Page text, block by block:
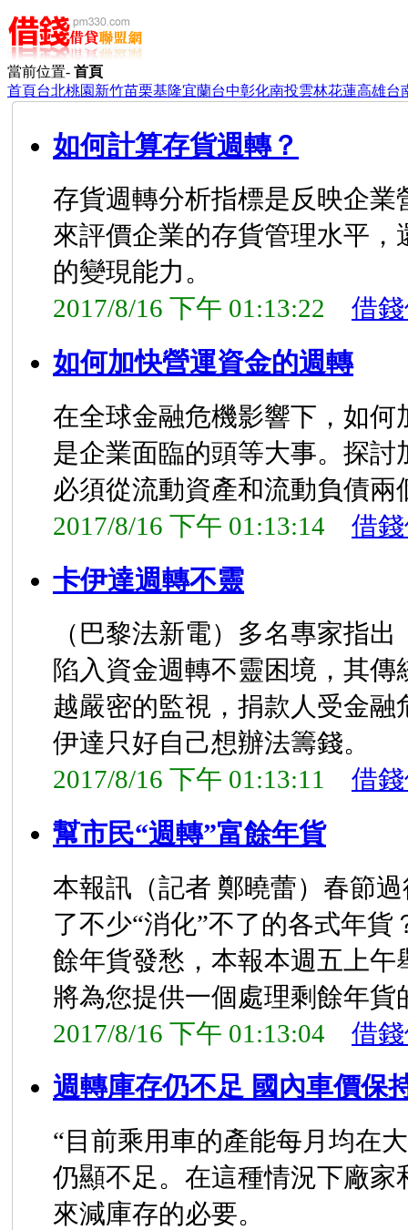
當前位置- 首頁
首頁台北桃園 新竹苗栗基隆宜蘭台中彰化南投雲林花蓮高雄台
如何計算存貨週轉？
存貨週轉分析指標是反映企業
來評價企業的存貨管理水平
的變現能力。
2017/8/16 下午 01:13:22
借
如何加快營運資金的週轉
在全球金融危機影響下，如何
是企業面臨的頭等大事。探
必須從流動資產和流動負債兩
2017/8/16 下午 01:13:14
借
卡伊達週轉不靈
（巴黎法新電）多名專家指
陷入資金週轉不靈困境，其
越嚴密的監視，捐款人受金
伊達只好自己想辦法籌錢。
2017/8/16 下午 01:13:11
借
幫市民“週轉”富餘年貨
本報訊（記者 鄭曉蕾）春節
了不少“消化”不了的各式年
餘年貨發愁，本報本週五上午
將為您提供一個處理剩餘年貨
2017/8/16 下午 01:13:04
借
週轉庫存仍不足 國內車價保
“目前乘用車的產能每月均在
仍顯不足。在這種情況下廠家
來減庫存的必要。